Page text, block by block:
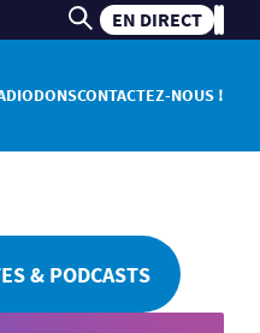
EN DIRECT
DONSCONTACTEZ-NOUS !
& PODCASTS